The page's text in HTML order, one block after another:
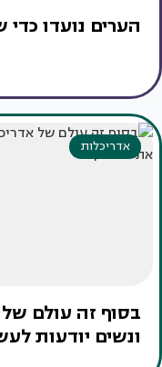
הערים נועדו
אדריכלות
בסוף זה עולם של
ונשים יודעות